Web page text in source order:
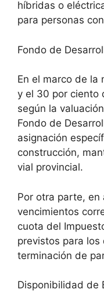
híbridas o
para personas
Fondo de
En el marco de la
y el 30 por ciento
según la
Fondo de
asignación
construcción,
vial provincial.
Por otra parte, en
vencimientos
cuota del
previstos para los
terminación de
Disponibilidad de